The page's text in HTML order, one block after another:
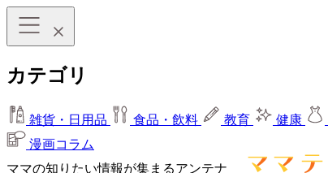
カテゴリ
雑貨・日用品 食品・飲料 教育 健康
漫画コラム
ママの知りたい情報が集まるアンテナ